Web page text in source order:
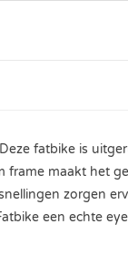
fatbike is
maakt het
zorgen
een echte